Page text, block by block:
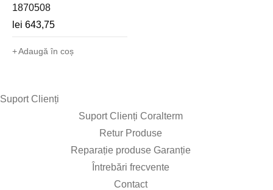
1870508
lei 643,75
Adaugă în coș
Suport Clienți​
Suport Clienți Coralterm
Retur Produse
Reparație produse Garanție
Întrebări frecvente
Contact